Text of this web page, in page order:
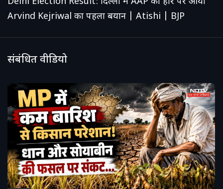
Arvind Kejriwal का पहला बयान | Atishi | BJP
संबंधित वीडियो